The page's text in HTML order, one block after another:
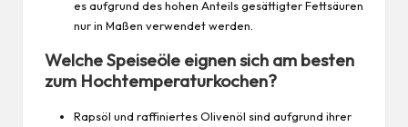
es aufgrund des hohen Anteils gesättigter Fettsäuren
nur in Maßen verwendet werden.
Welche Speiseöle eignen sich am besten
zum Hochtemperaturkochen?
Rapsöl und raffiniertes Olivenöl sind aufgrund ihrer